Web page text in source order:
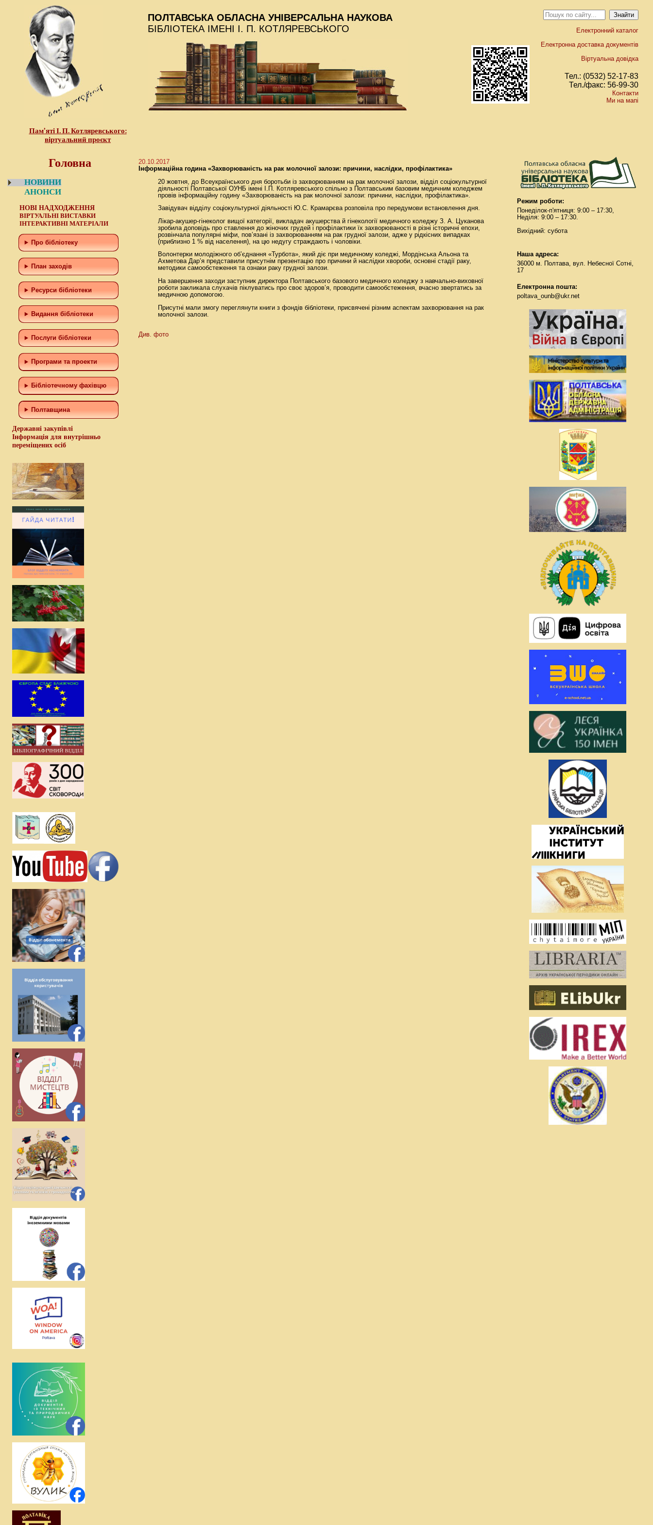
Пам’яті І. П. Котляревського:
віртуальний проєкт
ПОЛТАВСЬКА ОБЛАСНА УНІВЕРСАЛЬНА НАУКОВА
БІБЛІОТЕКА ІМЕНІ І. П. КОТЛЯРЕВСЬКОГО
Електронний каталог
Електронна доставка документів
Віртуальна довідка
Тел.: (0532) 52-17-83
Тел./факс: 56-99-30
Контакти
Ми на мапі
Головна
НОВИНИ
АНОНСИ
НОВІ НАДХОДЖЕННЯ
ВІРТУАЛЬНІ ВИСТАВКИ
ІНТЕРАКТИВНІ МАТЕРІАЛИ
Про бібліотеку
План заходів
Ресурси бібліотеки
Видання бібліотеки
Послуги бібліотеки
Програми та проекти
Бiблiотечному фахiвцю
Полтавщина
Державні закупівлі
Інформація для внутрішньо
переміщених осіб
20.10.2017
Інформаційна година «Захворюваність на рак молочної залози: причини, наслідки, профілактика»
20 жовтня, до Всеукраїнського дня боротьби із захворюванням на рак молочної залози, відділ соціокультурної
діяльності Полтавської ОУНБ імені І.П. Котляревського спільно з Полтавським базовим медичним коледжем
провів інформаційну годину «Захворюваність на рак молочної залози: причини, наслідки, профілактика».
Завідувач відділу соціокультурної діяльності Ю.С. Крамарєва розповіла про передумови встановлення дня.
Лікар-акушер-гінеколог вищої категорії, викладач акушерства й гінекології медичного коледжу З. А. Цуканова
зробила доповідь про ставлення до жіночих грудей і профілактики їх захворюваності в різні історичні епохи,
розвінчала популярні міфи, пов’язані із захворюванням на рак грудної залози, адже у рідкісних випадках
(приблизно 1 % від населення), на цю недугу страждають і чоловіки.
Волонтерки молодіжного об’єднання «Турбота», який діє при медичному коледжі, Мордінська Альона та
Ахметова Дар’я представили присутнім презентацію про причини й наслідки хвороби, основні стадії раку,
методики самообстеження та ознаки раку грудної залози.
На завершення заходи заступник директора Полтавського базового медичного коледжу з навчально-виховної
роботи закликала слухачів піклуватись про своє здоров’я, проводити самообстеження, вчасно звертатись за
медичною допомогою.
Присутні мали змогу переглянути книги з фондів бібліотеки, присвячені різним аспектам захворювання на рак
молочної залози.
Див. фото
Режим роботи:
Понеділок-п'ятниця: 9:00 – 17:30,
Неділя: 9:00 – 17:30.
Вихідний: субота
Наша адреса:
36000 м. Полтава, вул. Небесної Сотні,
17
Електронна пошта:
poltava_ounb@ukr.net